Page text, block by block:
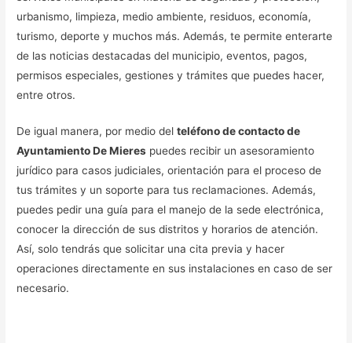
urbanismo, limpieza, medio ambiente, residuos, economía,
turismo, deporte y muchos más. Además, te permite enterarte
de las noticias destacadas del municipio, eventos, pagos,
permisos especiales, gestiones y trámites que puedes hacer,
entre otros.
De igual manera, por medio delteléfono de contacto de
Ayuntamiento De Mieres puedes recibir un asesoramiento
jurídico para casos judiciales, orientación para el proceso de
tus trámites y un soporte para tus reclamaciones. Además,
puedes pedir una guía para el manejo de la sede electrónica,
conocer la dirección de sus distritos y horarios de atención.
Así, solo tendrás que solicitar una cita previa y hacer
operaciones directamente en sus instalaciones en caso de ser
necesario.